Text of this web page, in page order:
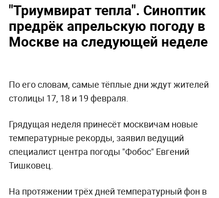
"Триумвират тепла". Синоптик
предрёк апрельскую погоду в
Москве на следующей неделе
По его словам, самые тёплые дни ждут жителей
столицы 17, 18 и 19 февраля.
Грядущая неделя принесёт москвичам новые
температурные рекорды, заявил ведущий
специалист центра погоды "Фобос" Евгений
Тишковец.
На протяжении трёх дней температурный фон в